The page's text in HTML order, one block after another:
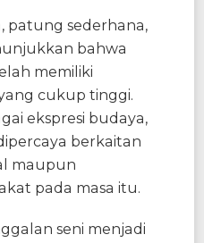
patung sederhana,
bahwa
memiliki
cukup tinggi.
ekspresi budaya,
berkaitan
maupun
pada masa itu.
seni menjadi